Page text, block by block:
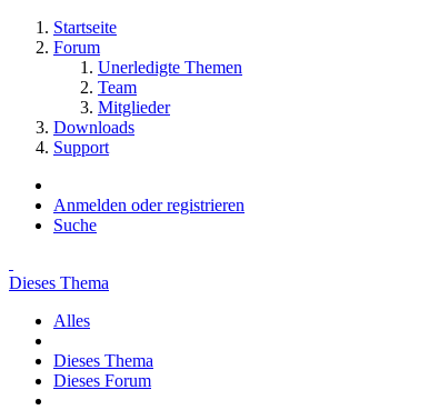
Startseite
Forum
Unerledigte Themen
Team
Mitglieder
Downloads
Support
Anmelden oder registrieren
Suche
Dieses Thema
Alles
Dieses Thema
Dieses Forum